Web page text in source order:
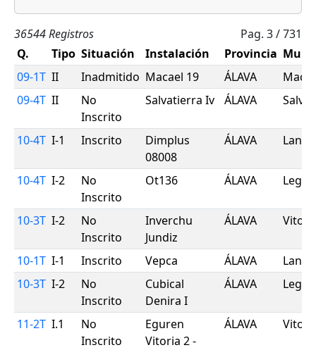
36544 Registros
Pag. 3 / 731
Q.
Tipo Situación Instalación Provincia
09-1T II Inadmitido Macael 19 ÁLAVA
09-4T II
No
Inscrito
Salvatierra Iv ÁLAVA
10-4T I-1 Inscrito
Dimplus
08008
ÁLAVA
10-4T I-2
No
Inscrito
Ot136 ÁLAVA
10-3T I-2
No
Inscrito
Inverchu
Jundiz
ÁLAVA
10-1T I-1 Inscrito Vepca ÁLAVA
10-3T I-2
No
Inscrito
Cubical
Denira I
ÁLAVA
11-2T I.1
No
Inscrito
Eguren
Vitoria 2 -
ÁLAVA